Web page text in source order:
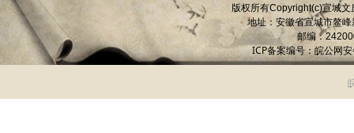
版权所有Copyright(c)宣城文
地址：安徽省宣城市鳌峰
邮编：
ICP备案编号： 皖公网